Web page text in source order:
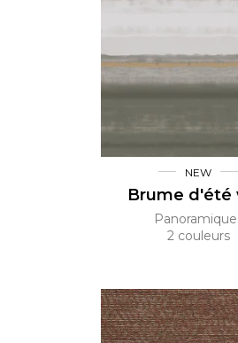
NEW
Brume d'été
2 couleurs